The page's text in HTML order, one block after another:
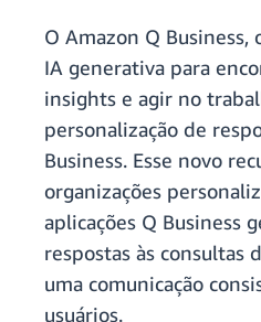
O Amazon Q Business,
IA generativa para
insights e agir no
personalização de
Business. Esse novo
organizações
aplicações Q Business
respostas às consultas
uma comunicação
usuários.